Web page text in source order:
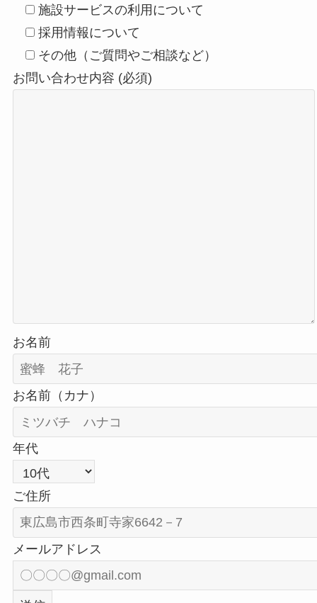
施設サービスの利用について
採用情報について
その他（ご質問やご相談など）
お問い合わせ内容 (必須)
お名前
お名前（カナ）
年代
ご住所
メールアドレス